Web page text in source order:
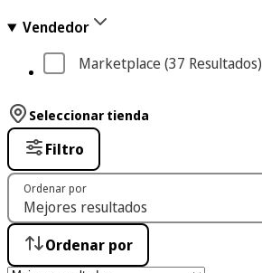
Vendedor
Marketplace (37 Resultados)
Seleccionar tienda
Filtro
Ordenar por
Ordenar por